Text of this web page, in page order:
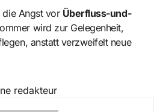
die Angst vor Überfluss-und-
wird zur Gelegenheit,
anstatt verzweifelt neue
redakteur